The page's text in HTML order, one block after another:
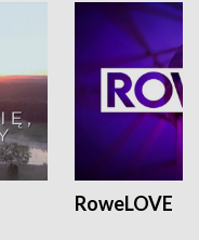
RoweLOVE